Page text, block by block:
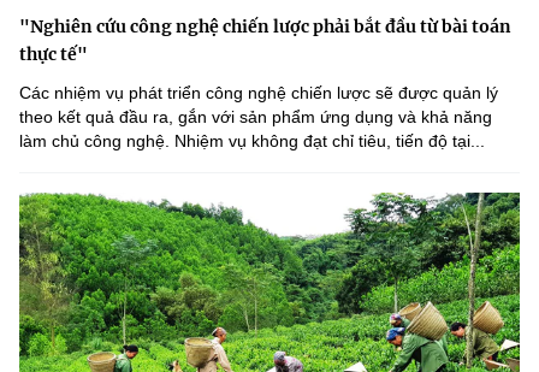
"Nghiên cứu công nghệ chiến lược phải bắt đầu từ bài toán
thực tế"
Các nhiệm vụ phát triển công nghệ chiến lược sẽ được quản lý
theo kết quả đầu ra, gắn với sản phẩm ứng dụng và khả năng
làm chủ công nghệ. Nhiệm vụ không đạt chỉ tiêu, tiến độ tại...